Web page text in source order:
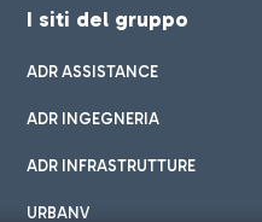
I siti del gruppo
ADR ASSISTANCE
ADR INGEGNERIA
ADR INFRASTRUTTURE
URBANV